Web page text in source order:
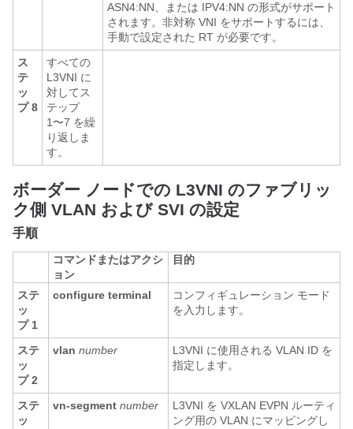
ASN4:NN、または IPV4:NN の形式がサポート
されます。 非対称 VNI をサポートするには、
手動で設定された RT が必要です。
ス
テ
ッ
プ 8
すべての
L3VNI に
対してス
テップ
1〜7 を繰
り返しま
す。
ボーダー ノードでの L3VNI のファブリッ
ク側 VLAN および SVI の設定
手順
コマンドまたはアクシ
ョン
目的
ステ
ッ
プ 1
configure terminal
コンフィギュレーション モード
を入力します。
ステ
ッ
プ 2
vlan number
L3VNI に使用される VLAN ID を
指定します。
ステ
ッ
vn-segment number
L3VNI を VXLAN EVPN ルーティ
ング用の VLAN にマッピングし